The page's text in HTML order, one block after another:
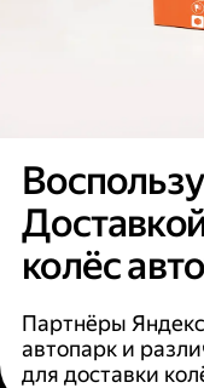
колёс
Партнёры
автопарк и
для доставки